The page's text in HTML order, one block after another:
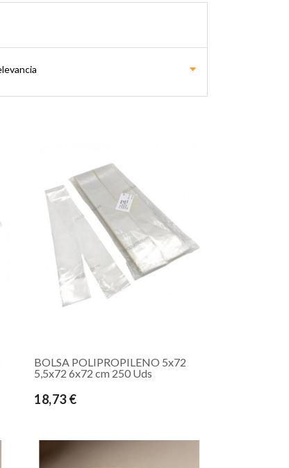
BOLSA POLIPROPILENO 5x72
5,5x72 6x72 cm 250 Uds
18,73 €